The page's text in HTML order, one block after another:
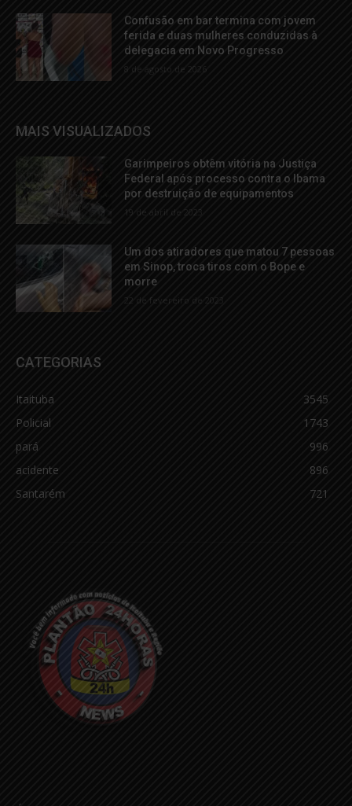
Confusão em bar termina com jovem
ferida e duas mulheres conduzidas à
delegacia em Novo Progresso
8 de agosto de 2026
MAIS VISUALIZADOS
Garimpeiros obtêm vitória na Justiça
Federal após processo contra o Ibama
por destruição de equipamentos
19 de abril de 2023
Um dos atiradores que matou 7 pessoas
em Sinop, troca tiros com o Bope e
morre
22 de fevereiro de 2023
CATEGORIAS
Itaituba
3545
Policial
1743
pará
996
acidente
896
Santarém
721